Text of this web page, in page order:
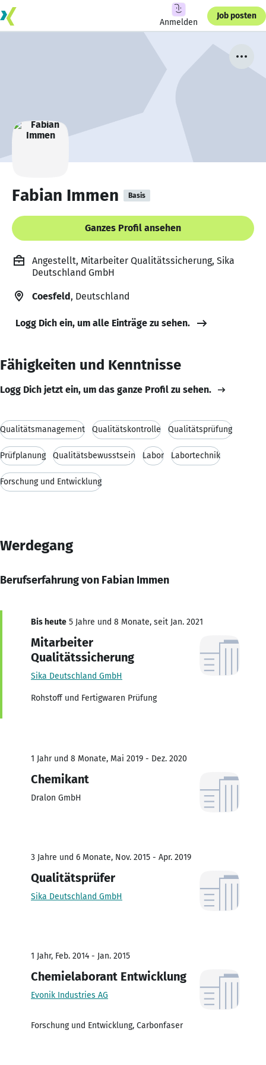
Anmelden
Job posten
Fabian Immen Basis
Ganzes Profil ansehen
Angestellt, Mitarbeiter Qualitätssicherung, Sika
Deutschland GmbH
Coesfeld, Deutschland
Logg Dich ein, um alle Einträge zu sehen.
Fähigkeiten und Kenntnisse
Logg Dich jetzt ein, um das ganze Profil zu sehen.
Qualitätsmanagement Qualitätskontrolle Qualitätsprüfung
Prüfplanung Qualitätsbewusstsein Labor Labortechnik
Forschung und Entwicklung
Werdegang
Berufserfahrung von Fabian Immen
Bis heute 5 Jahre und 8 Monate, seit Jan. 2021
Mitarbeiter
Qualitätssicherung
Sika Deutschland GmbH
Rohstoff und Fertigwaren Prüfung
1 Jahr und 8 Monate, Mai 2019 - Dez. 2020
Chemikant
Dralon GmbH
3 Jahre und 6 Monate, Nov. 2015 - Apr. 2019
Qualitätsprüfer
Sika Deutschland GmbH
1 Jahr, Feb. 2014 - Jan. 2015
Chemielaborant Entwicklung
Evonik Industries AG
Forschung und Entwicklung, Carbonfaser